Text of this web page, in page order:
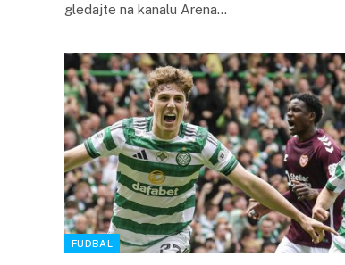
gledajte na kanalu Arena…
FUDBAL